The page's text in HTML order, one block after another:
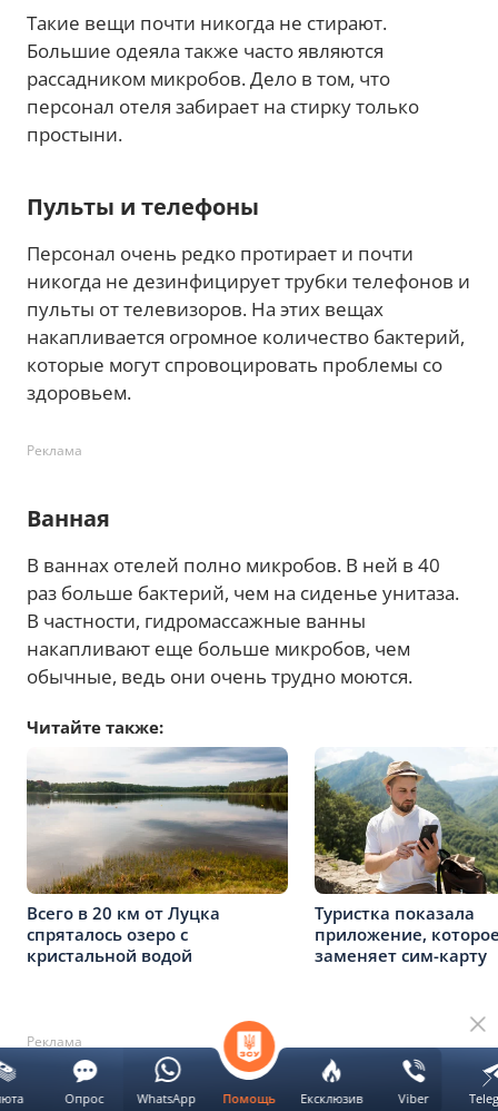
Такие вещи почти никогда не стирают.
Большие одеяла также часто являются
рассадником микробов. Дело в том, что
персонал отеля забирает на стирку только
простыни.
Пульты и телефоны
Персонал очень редко протирает и почти
никогда не дезинфицирует трубки телефонов и
пульты от телевизоров. На этих вещах
накапливается огромное количество бактерий,
которые могут спровоцировать проблемы со
здоровьем.
Реклама
Ванная
В ваннах отелей полно микробов. В ней в 40
раз больше бактерий, чем на сиденье унитаза.
В частности, гидромассажные ванны
накапливают еще больше микробов, чем
обычные, ведь они очень трудно моются.
Читайте также:
Всего в 20 км от Луцка
спряталось озеро с
кристальной водой
Туристка показала
приложение,
заменяет сим-карту
Реклама
Помощь Ексклюзив Viber
Опрос WhatsApp